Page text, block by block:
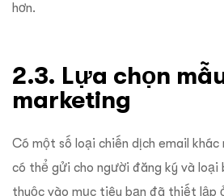
hơn.
2.3. Lựa chọn
marketing
Có một số loại chiến dịch email
có thể gửi cho người đăng ký và loại
thuộc vào mục tiêu bạn đã thiết lập